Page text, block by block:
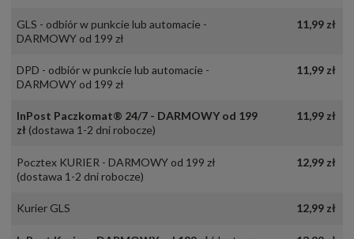
GLS - odbiór w punkcie lub automacie -
DARMOWY od 199 zł
11,99 zł
DPD - odbiór w punkcie lub automacie -
DARMOWY od 199 zł
11,99 zł
InPost Paczkomat® 24/7 - DARMOWY od 199
zł (dostawa 1-2 dni robocze)
11,99 zł
Pocztex KURIER - DARMOWY od 199 zł
(dostawa 1-2 dni robocze)
12,99 zł
Kurier GLS 12,99 zł